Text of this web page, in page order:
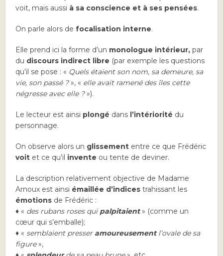
voit, mais aussi à sa conscience et à ses pensées.
On parle alors defocalisation interne.
Elle prend ici la forme d’un monologue intérieur,par
du discours indirect libre (par exemple les questions
qu’il se pose : « Quels étaient son nom, sa demeure, sa
vie, son passé ?», « elle avait ramené des îles cette
négresse avec elle ?»).
Le lecteur est ainsi plongé dans l’intériorité du
personnage.
On observe alors un glissement entre ce que Frédéric
voit et ce qu’il invente ou tente de deviner.
La description relativement objective de Madame
Arnoux est ainsi émaillée d’indices trahissant les
émotions de Frédéric :
♦ « des rubans roses qui palpitaient» (comme un
cœur qui s’emballe);
♦ « semblaient presser amoureusementl’ovale de sa
figure»,